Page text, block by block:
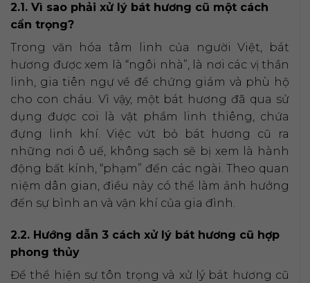
2.1. Vì sao phải xử lý bát hương cũ một cách
cẩn trọng?
Trong văn hóa tâm linh của người Việt, bát
hương được xem là “ngôi nhà”, là nơi các vị thần
linh, gia tiên ngự về để chứng giám và phù hộ
cho con cháu. Vì vậy, một bát hương đã qua sử
dụng được coi là vật phẩm linh thiêng, chứa
đựng linh khí. Việc vứt bỏ bát hương cũ ra
những nơi ô uế, không sạch sẽ bị xem là hành
động bất kính, “phạm” đến các ngài. Theo quan
niệm dân gian, điều này có thể làm ảnh hưởng
đến sự bình an và vận khí của gia đình.
2.2. Hướng dẫn 3 cách xử lý bát hương cũ hợp
phong thủy
Để thể hiện sự tôn trọng và xử lý bát hương cũ